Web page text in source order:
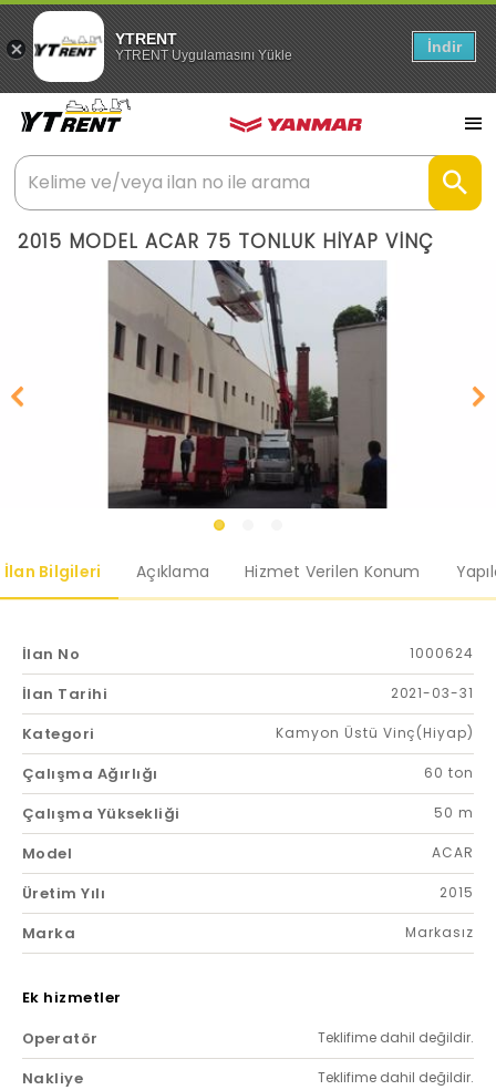
YTRENT
YTRENT Uygulamasını Yükle İndir
2015 MODEL ACAR 75 TONLUK HİYAP VİNÇ
İlan Bilgileri Açıklama Hizmet Verilen Konum
İlan No 1000624
İlan Tarihi 2021-03-31
Kategori Kamyon Üstü Vinç(Hiyap)
Çalışma Ağırlığı 60 ton
Çalışma Yüksekliği 50 m
Model ACAR
Üretim Yılı 2015
Marka Markasız
Ek hizmetler
Operatör
Teklifime dahil değildir.
Nakliye Teklifime dahil değildir.